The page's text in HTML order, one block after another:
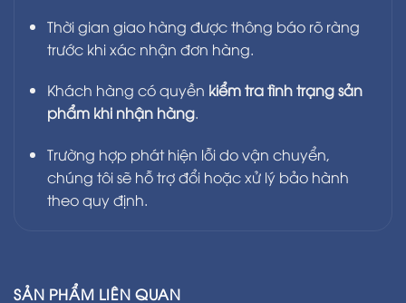
Thời gian giao hàng được thông báo rõ ràng
trước khi xác nhận đơn hàng.
Khách hàng có quyền kiểm tra tình trạng sản
phẩm khi nhận hàng.
Trường hợp phát hiện lỗi do vận chuyển,
chúng tôi sẽ hỗ trợ đổi hoặc xử lý bảo hành
theo quy định.
SẢN PHẨM LIÊN QUAN